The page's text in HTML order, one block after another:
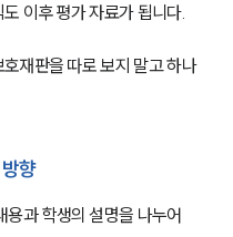
이후 평가 자료가 됩니다.
재판을 따로 보지 말고 하나
향
용과 학생의 설명을 나누어